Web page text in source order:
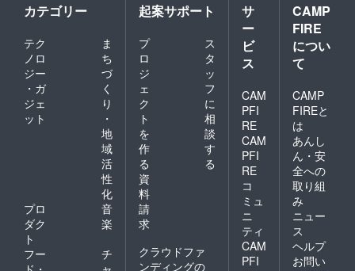
カテゴリー
テク
ノロ
ジー
・ガ
ジェ
ット
ま
ち
づ
く
り
・
地
域
活
性
化
プロ
ダク
ト
音
楽
フー
チ
起案サポート
プ
ロ
ジ
ェ
ク
ト
を
作
る
ス
タ
ッ
フ
に
相
談
す
る
資
料
請
求
クラウドファ
ンディングの
サ
ー
ビ
ス
CAM
PFI
RE
CAM
PFI
RE
コ
ミュ
ニ
ティ
CAM
PFI
CAMP
FIRE
につい
て
CAMP
FIREと
は
あんし
ん・安
全への
取り組
み
ニュー
ス
ヘルプ
お問い